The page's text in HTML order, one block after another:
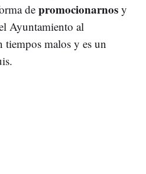
de promocionarnos y
Ayuntamiento al
tiempos malos y es un